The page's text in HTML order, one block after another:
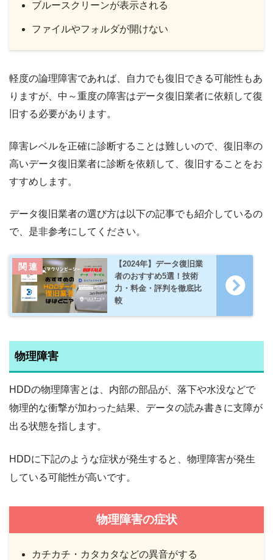
ブルースクリーンが表示される
ファイルやフォルダが開けない
軽度の論理障害であれば、自力でも復旧できる可能性もあ
りますが、中～重度の障害はデータ復旧業者に依頼して復
旧する必要があります。
障害レベルを正確に診断することは難しいので、復旧率の
高いデータ復旧業者に診断を依頼して、復旧することをお
すすめします。
データ復旧業者の選び方は以下の記事でも紹介しているの
で、是非参考にしてください。
【2024年】データ復旧業
者のおすすめ5選！技術
力・料金・評判を徹底比
較
物理障害
HDDの物理障害とは、内部の部品が、落下や水没などで
物理的な衝撃が加わった結果、データの読み書きに支障が
出る状態を指します。
HDDに下記のような症状が発生すると、物理障害が発生
している可能性が高いです。
物理障害の症状
カチカチ・カタカタなどの異音がする